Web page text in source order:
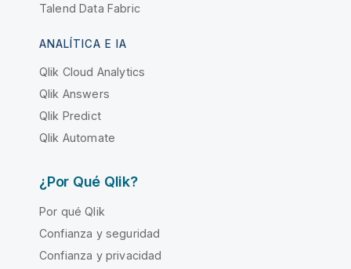
Talend Data Fabric
ANALÍTICA E IA
Qlik Cloud Analytics
Qlik Answers
Qlik Predict
Qlik Automate
¿Por Qué Qlik?
Por qué Qlik
Confianza y seguridad
Confianza y privacidad